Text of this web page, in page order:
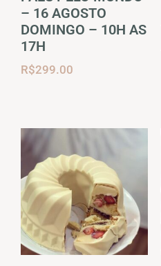
– 16 AGOSTO
DOMINGO – 10H AS
17H
R$299.00